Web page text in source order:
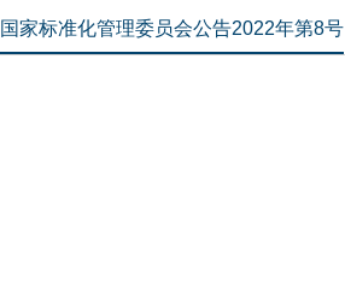
国家标准化管理委员会公告2022年第8号